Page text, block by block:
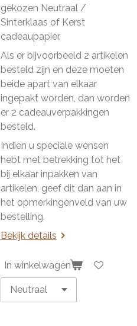
gekozen Neutraal /
Sinterklaas of Kerst
cadeaupapier.
Als er bijvoorbeeld 2 artikelen
besteld zijn en deze moeten
beide apart van elkaar
ingepakt worden, dan worden
er 2 cadeauverpakkingen
besteld.
Indien u speciale wensen
hebt met betrekking tot het
bij elkaar inpakken van
artikelen, geef dit dan aan in
het opmerkingenveld van uw
bestelling.
Bekijk details
In winkelwagen